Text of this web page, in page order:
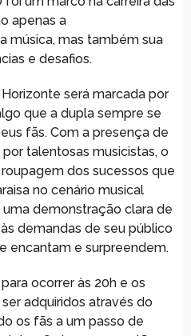
apenas a
música, mas também sua
e desafios.
será marcada por
que a dupla sempre se
fãs. Com a presença de
talentosas musicistas, o
dos sucessos que
no cenário musical
uma demonstração clara de
demandas de seu público
encantam e surpreendem.
ocorrer às 20h e os
adquiridos através do
os fãs a um passo de